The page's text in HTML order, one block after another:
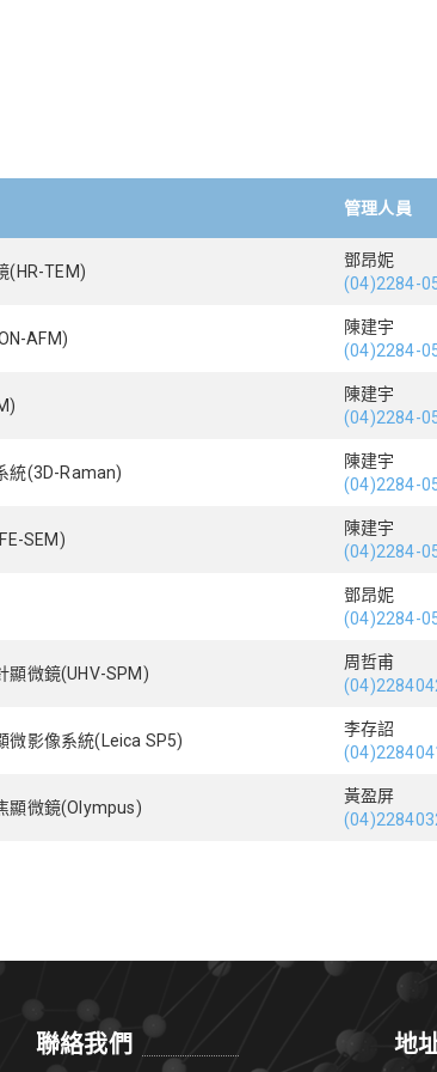
管理人員
(HR-TEM)
鄧昂妮
(04)2284-
AFM)
陳建宇
(04)2284-
陳建宇
(04)2284-
統(3D-Raman)
陳建宇
(04)2284-
SEM)
陳建宇
(04)2284-
鄧昂妮
(04)2284-
顯微鏡(UHV-SPM)
周哲甫
微影像系統(Leica SP5)
李存詔
顯微鏡(Olympus)
黃盈屏
聯絡我們 地